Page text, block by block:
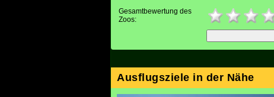
Gesamtbewertung des
Zoos:
Ausflugsziele in der Nähe